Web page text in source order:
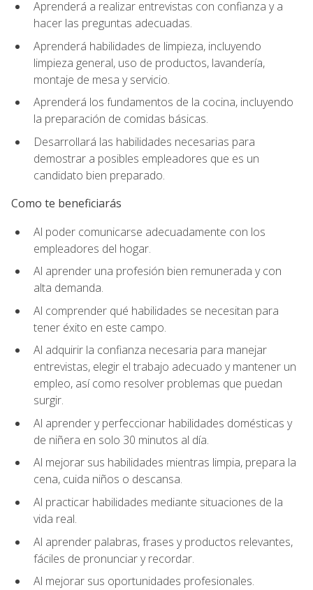
Aprenderá a realizar entrevistas con confianza y a
hacer las preguntas adecuadas.
Aprenderá habilidades de limpieza, incluyendo
limpieza general, uso de productos, lavandería,
montaje de mesa y servicio.
Aprenderá los fundamentos de la cocina, incluyendo
la preparación de comidas básicas.
Desarrollará las habilidades necesarias para
demostrar a posibles empleadores que es un
candidato bien preparado.
Como te beneficiarás
Al poder comunicarse adecuadamente con los
empleadores del hogar.
Al aprender una profesión bien remunerada y con
alta demanda.
Al comprender qué habilidades se necesitan para
tener éxito en este campo.
Al adquirir la confianza necesaria para manejar
entrevistas, elegir el trabajo adecuado y mantener un
empleo, así como resolver problemas que puedan
surgir.
Al aprender y perfeccionar habilidades domésticas y
de niñera en solo 30 minutos al día.
Al mejorar sus habilidades mientras limpia, prepara la
cena, cuida niños o descansa.
Al practicar habilidades mediante situaciones de la
vida real.
Al aprender palabras, frases y productos relevantes,
fáciles de pronunciar y recordar.
Al mejorar sus oportunidades profesionales.